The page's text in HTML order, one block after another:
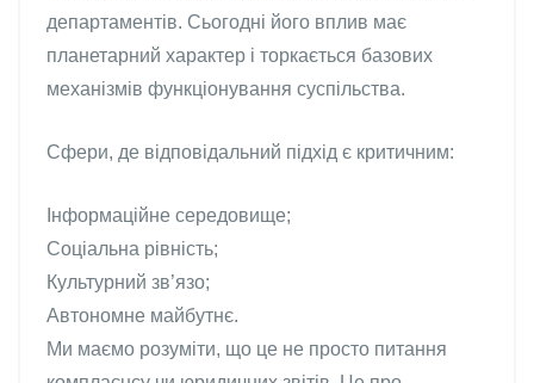
департаментів. Сьогодні його вплив має
планетарний характер і торкається базових
механізмів функціонування суспільства.
Сфери, де відповідальний підхід є критичним:
Інформаційне середовище;
Соціальна рівність;
Культурний зв’язо;
Автономне майбутнє.
Ми маємо розуміти, що це не просто питання